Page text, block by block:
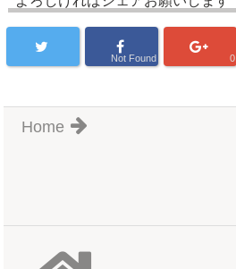
Not Found 0
Home